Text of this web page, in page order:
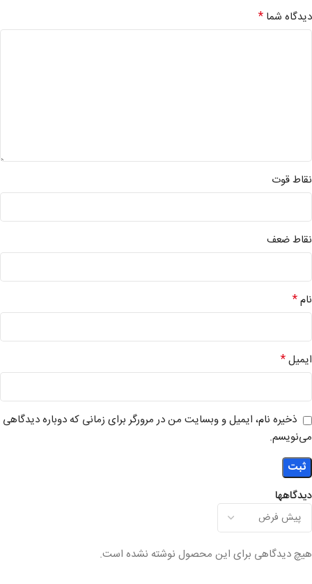
دیدگاهها
هیچ دیدگاهی برای این محصول نوشته نشده است.
دیدگاه شما *
نقاط قوت
نقاط ضعف
نام*
ایمیل*
ذخیره نام، ایمیل و وبسایت من در مرورگر برای زمانی که دوباره دیدگاهی
می‌نویسم.